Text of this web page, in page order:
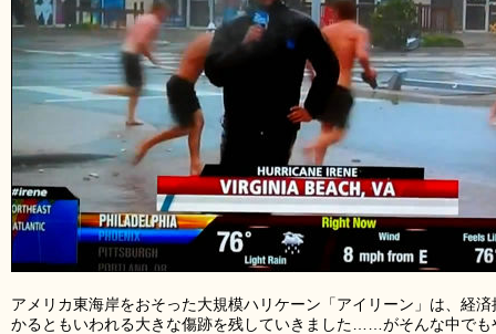
アメリカ東海岸をおそった大規模ハリケーン「アイリーン」は、経
かるともいわれる大きな傷跡を残していきました……がそんな中でも